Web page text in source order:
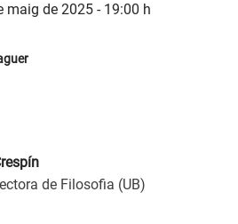
maig de 2025 - 19:00 h
de Filosofia (UB)